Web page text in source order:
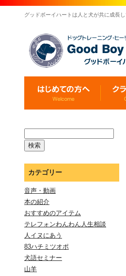
グッドボーイハートは人と犬が共に成長
カテゴリー
音声・動画
本の紹介
おすすめのアイテム
テレフォンわんわん人生相談
人イヌにあう
83ハチミツオポ
犬語セミナー
山羊